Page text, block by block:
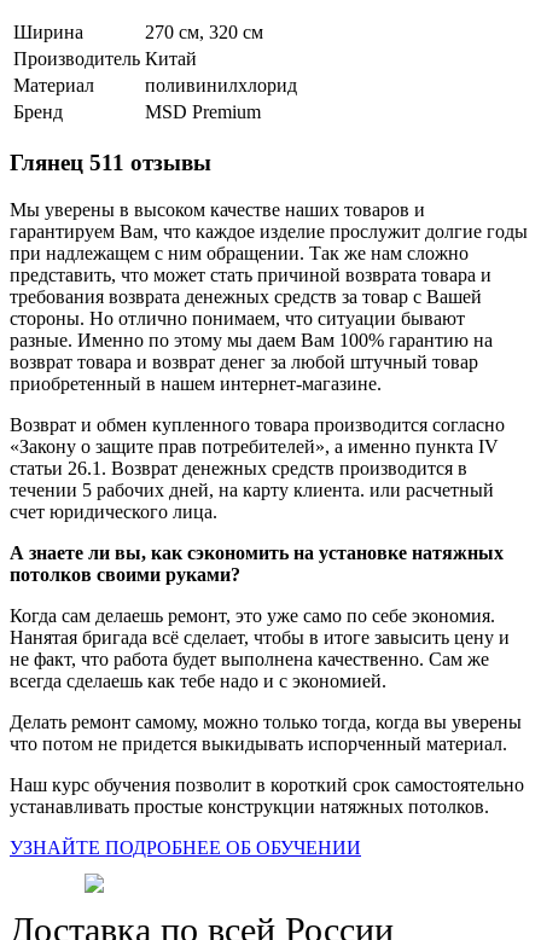
Ширина
270 см, 320 см
Производитель Китай
Материал
поливинилхлорид
Бренд
MSD Premium
Глянец 511 отзывы
Мы уверены в высоком качестве наших товаров и
гарантируем Вам, что каждое изделие прослужит долгие годы
при надлежащем с ним обращении. Так же нам сложно
представить, что может стать причиной возврата товара и
требования возврата денежных средств за товар с Вашей
стороны. Но отлично понимаем, что ситуации бывают
разные. Именно по этому мы даем Вам 100% гарантию на
возврат товара и возврат денег за любой штучный товар
приобретенный в нашем интернет-магазине.
Возврат и обмен купленного товара производится согласно
«Закону о защите прав потребителей», а именно пункта IV
статьи 26.1. Возврат денежных средств производится в
течении 5 рабочих дней, на карту клиента. или расчетный
счет юридического лица.
А знаете ли вы, как сэкономить на установке натяжных
потолков своими руками?
Когда сам делаешь ремонт, это уже само по себе экономия.
Нанятая бригада всё сделает, чтобы в итоге завысить цену и
не факт, что работа будет выполнена качественно. Сам же
всегда сделаешь как тебе надо и с экономией.
Делать ремонт самому, можно только тогда, когда вы уверены
что потом не придется выкидывать испорченный материал.
Наш курс обучения позволит в короткий срок самостоятельно
устанавливать простые конструкции натяжных потолков.
УЗНАЙТЕ ПОДРОБНЕЕ ОБ ОБУЧЕНИИ
Доставка по всей России